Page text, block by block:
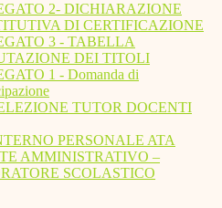
2- DICHIARAZIONE
DI CERTIFICAZIONE
3 - TABELLA
DEI TITOLI
1 - Domanda di
TUTOR DOCENTI
PERSONALE ATA
AMMINISTRATIVO –
SCOLASTICO